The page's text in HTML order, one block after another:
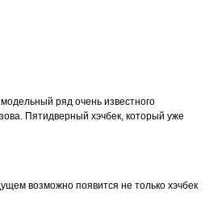
ряд очень известного
Пятидверный хэчбек, который уже
возможно появится не только хэчбек